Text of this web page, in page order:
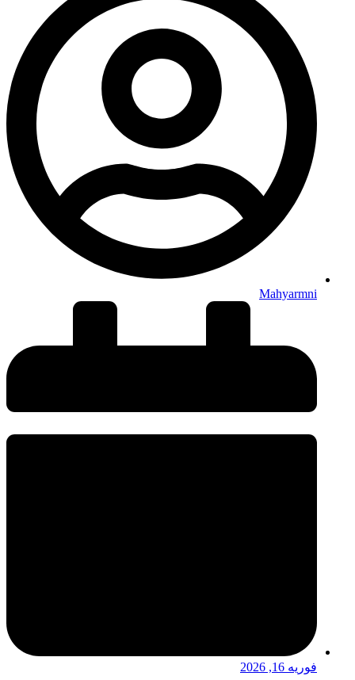
Mahyarmni
فوریه 16, 2026